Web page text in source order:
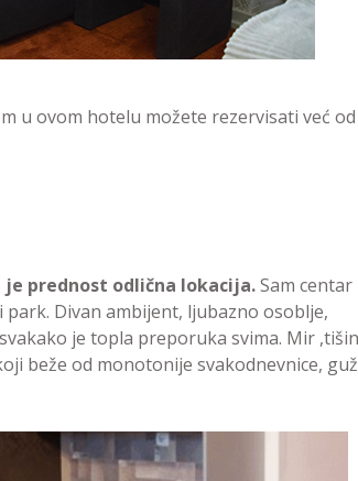
u ovom hotelu možete rezervisati već od
prednost odlična lokacija.Sam centar
Divan ambijent, ljubazno osoblje,
je topla preporuka svima. Mir
beže od monotonije svakodnevnice,